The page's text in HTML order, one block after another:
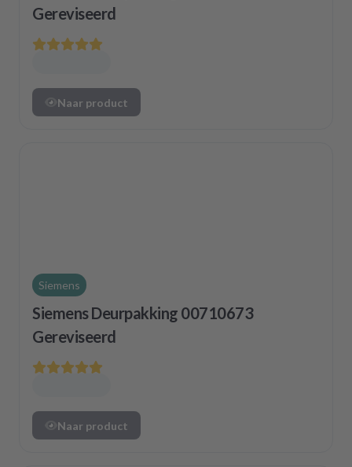
Gereviseerd
Naar product
Siemens
Siemens Deurpakking 00710673
Gereviseerd
Naar product